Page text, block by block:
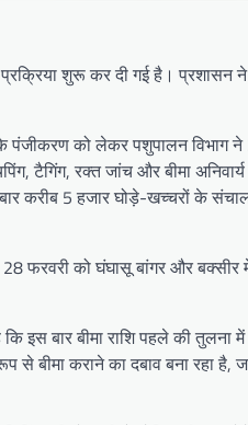
शुरू कर दी गई है। प्रशासन
पंजीकरण को लेकर पशुपालन विभाग
टैगिंग, रक्त जांच और बीमा
करीब 5 हजार घोड़े-खच्चरों के
फरवरी को घंघासू बांगर और बक्सीर
इस बार बीमा राशि पहले की तुलना
बीमा कराने का दबाव बना रहा है,